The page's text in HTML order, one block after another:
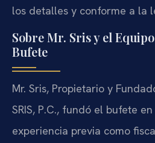
los detalles y conforme a la
Sobre Mr. Sris y el
Bufete
Mr. Sris, Propietario y
SRIS, P.C., fundó el bufete
experiencia previa como